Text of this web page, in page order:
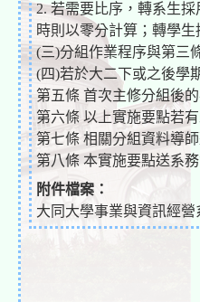
2. 若需要比序，轉系生
時則以零分計算；轉學
(三)分組作業程序與第三
(四)若於大二下或之後學
第五條 首次主修分組後
第六條 以上實施要點若
第七條 相關分組資料導
第八條 本實施要點送系
附件檔案：
大同大學事業與資訊經